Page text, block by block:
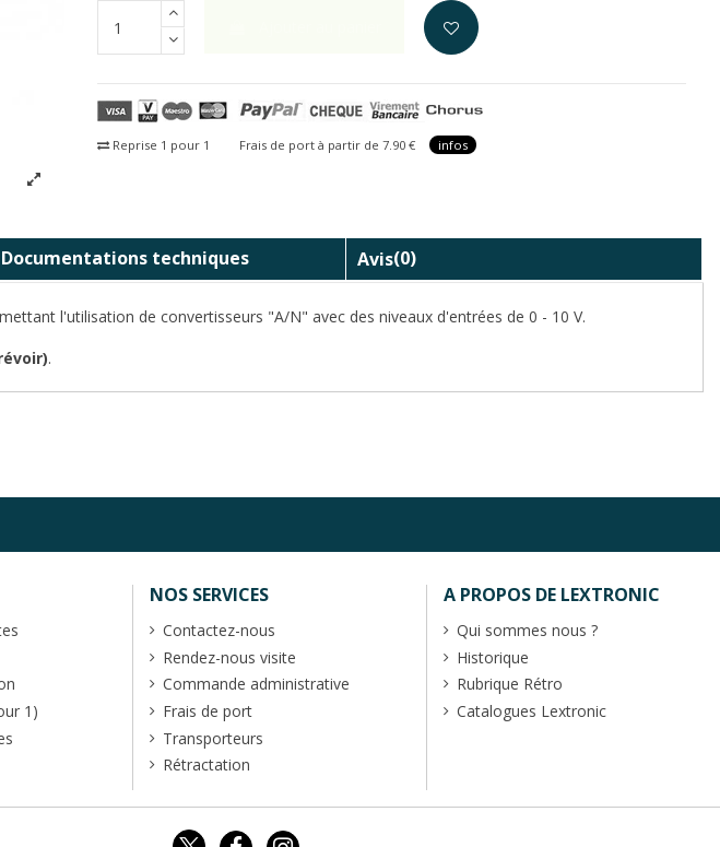
Reprise 1 pour 1 Frais de port à partir de 7.90 € infos
Documentations techniques Avis(0)
l'utilisation de convertisseurs "A/N" avec des niveaux d'entrées de 0 - 10 V.
.
1)
NOS SERVICES
Contactez-nous
Rendez-nous visite
Commande administrative
Frais de port
Transporteurs
Rétractation
A PROPOS DE LEXTRONIC
Qui sommes nous ?
Historique
Rubrique Rétro
Catalogues Lextronic